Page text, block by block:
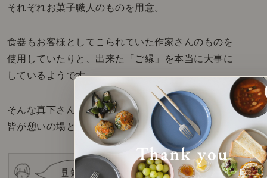
それぞれお菓子職人のものを用意。
食器もお客様としてこられていた作家さんのものを
使用していたりと、出来た「ご縁」を本当に大事に
しているようです。
そんな真下さんのお店だからこそ、
皆が憩いの場として集まるのだと感じました。